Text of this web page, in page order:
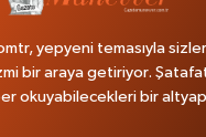
yepyeni temasıyla
bir araya getiriyor.
okuyabilecekleri bir